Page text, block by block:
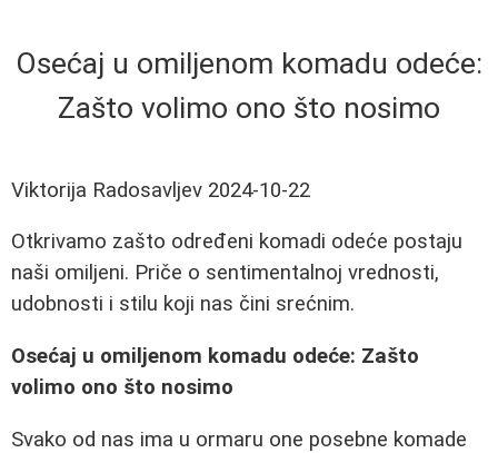
Osećaj u omiljenom komadu odeće:
Zašto volimo ono što nosimo
Viktorija Radosavljev 2024-10-22
Otkrivamo zašto određeni komadi odeće postaju
naši omiljeni. Priče o sentimentalnoj vrednosti,
udobnosti i stilu koji nas čini srećnim.
Osećaj u omiljenom komadu odeće: Zašto
volimo ono što nosimo
Svako od nas ima u ormaru one posebne komade